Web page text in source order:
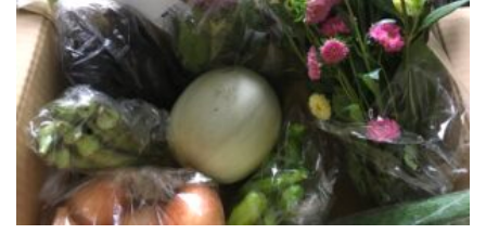
アメブロ お問い合わせ ご寄付のお願い